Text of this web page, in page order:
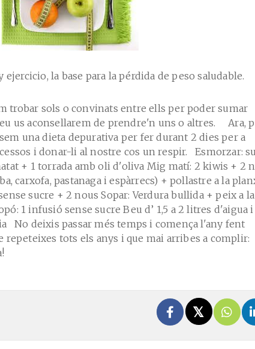
ejercicio, la base para la pérdida de peso saludable.
trobar sols o convinats entre ells per poder sumar
us aconsellarem de prendre'n uns o altres. Ara,
una dieta depurativa per fer durant 2 dies per a
i donar-li al nostre cos un respir. Esmorzar:
+ 1 torrada amb oli d'oliva Mig matí: 2 kiwis + 2
carxofa, pastanaga i espàrrecs) + pollastre a la
sucre + 2 nous Sopar: Verdura bullida + peix a la
1 infusió sense sucre Beu d’ 1,5 a 2 litres d'aigua i
No deixis passar més temps i comença l'any fent
repeteixes tots els anys i que mai arribes a complir: